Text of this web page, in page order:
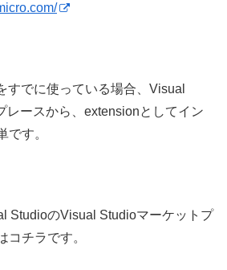
すでに使っている場合、Visual
レースから、extensionとしてイン
です。
StudioのVisual Studioマーケットプ
コチラです。